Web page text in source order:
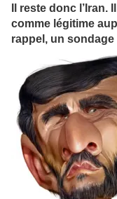
Il reste donc
comme légitime
rappel, un sondage